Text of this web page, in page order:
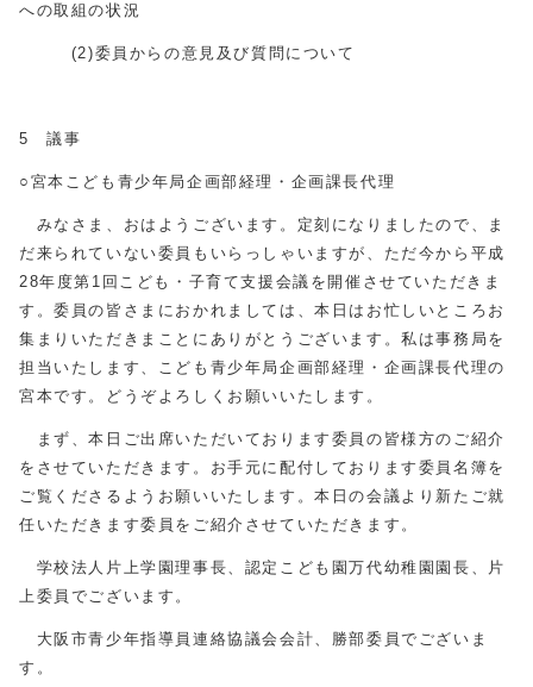
への取組の状況
(2)委員からの意見及び質問について
5 議事
○宮本こども青少年局企画部経理・企画課長代理
みなさま、おはようございます。定刻になりましたので、ま
だ来られていない委員もいらっしゃいますが、ただ今から平成
28年度第1回こども・子育て支援会議を開催させていただきま
す。委員の皆さまにおかれましては、本日はお忙しいところお
集まりいただきまことにありがとうございます。私は事務局を
担当いたします、こども青少年局企画部経理・企画課長代理の
宮本です。どうぞよろしくお願いいたします。
まず、本日ご出席いただいております委員の皆様方のご紹介
をさせていただきます。お手元に配付しております委員名簿を
ご覧くださるようお願いいたします。本日の会議より新たご就
任いただきます委員をご紹介させていただきます。
学校法人片上学園理事長、認定こども園万代幼稚園園長、片
上委員でございます。
大阪市青少年指導員連絡協議会会計、勝部委員でございま
す。